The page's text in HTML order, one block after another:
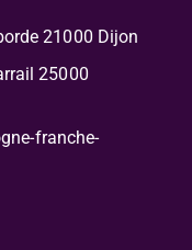
21000 Dijon
25000
franche-